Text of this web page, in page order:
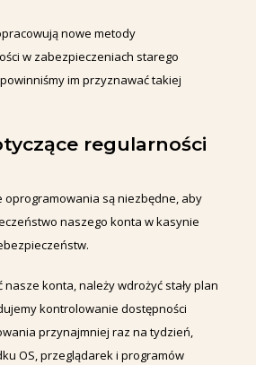
nowe metody
w zabezpieczeniach starego
im przyznawać takiej
regularności
oprogramowania są niezbędne, aby
naszego konta w kasynie
konta, należy wdrożyć stały plan
kontrolowanie dostępności
przynajmniej raz na tydzień,
OS, przeglądarek i programów